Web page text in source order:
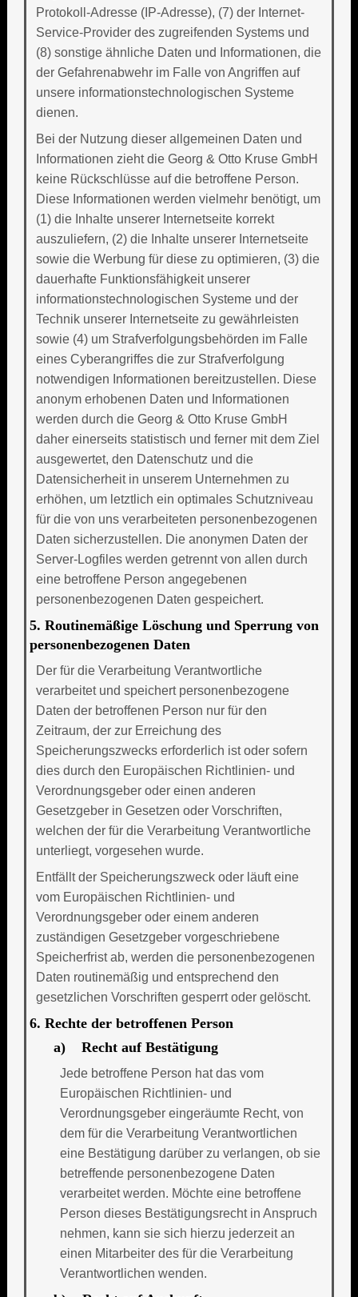
Protokoll-Adresse (IP-Adresse), (7) der Internet-
Service-Provider des zugreifenden Systems und
(8) sonstige ähnliche Daten und Informationen, die
der Gefahrenabwehr im Falle von Angriffen auf
unsere informationstechnologischen Systeme
dienen.
Bei der Nutzung dieser allgemeinen Daten und
Informationen zieht die Georg & Otto Kruse GmbH
keine Rückschlüsse auf die betroffene Person.
Diese Informationen werden vielmehr benötigt, um
(1) die Inhalte unserer Internetseite korrekt
auszuliefern, (2) die Inhalte unserer Internetseite
sowie die Werbung für diese zu optimieren, (3) die
dauerhafte Funktionsfähigkeit unserer
informationstechnologischen Systeme und der
Technik unserer Internetseite zu gewährleisten
sowie (4) um Strafverfolgungsbehörden im Falle
eines Cyberangriffes die zur Strafverfolgung
notwendigen Informationen bereitzustellen. Diese
anonym erhobenen Daten und Informationen
werden durch die Georg & Otto Kruse GmbH
daher einerseits statistisch und ferner mit dem Ziel
ausgewertet, den Datenschutz und die
Datensicherheit in unserem Unternehmen zu
erhöhen, um letztlich ein optimales Schutzniveau
für die von uns verarbeiteten personenbezogenen
Daten sicherzustellen. Die anonymen Daten der
Server-Logfiles werden getrennt von allen durch
eine betroffene Person angegebenen
personenbezogenen Daten gespeichert.
5. Routinemäßige Löschung und Sperrung von
personenbezogenen Daten
Der für die Verarbeitung Verantwortliche
verarbeitet und speichert personenbezogene
Daten der betroffenen Person nur für den
Zeitraum, der zur Erreichung des
Speicherungszwecks erforderlich ist oder sofern
dies durch den Europäischen Richtlinien- und
Verordnungsgeber oder einen anderen
Gesetzgeber in Gesetzen oder Vorschriften,
welchen der für die Verarbeitung Verantwortliche
unterliegt, vorgesehen wurde.
Entfällt der Speicherungszweck oder läuft eine
vom Europäischen Richtlinien- und
Verordnungsgeber oder einem anderen
zuständigen Gesetzgeber vorgeschriebene
Speicherfrist ab, werden die personenbezogenen
Daten routinemäßig und entsprechend den
gesetzlichen Vorschriften gesperrt oder gelöscht.
6. Rechte der betroffenen Person
a) Recht auf Bestätigung
Jede betroffene Person hat das vom
Europäischen Richtlinien- und
Verordnungsgeber eingeräumte Recht, von
dem für die Verarbeitung Verantwortlichen
eine Bestätigung darüber zu verlangen, ob sie
betreffende personenbezogene Daten
verarbeitet werden. Möchte eine betroffene
Person dieses Bestätigungsrecht in Anspruch
nehmen, kann sie sich hierzu jederzeit an
einen Mitarbeiter des für die Verarbeitung
Verantwortlichen wenden.